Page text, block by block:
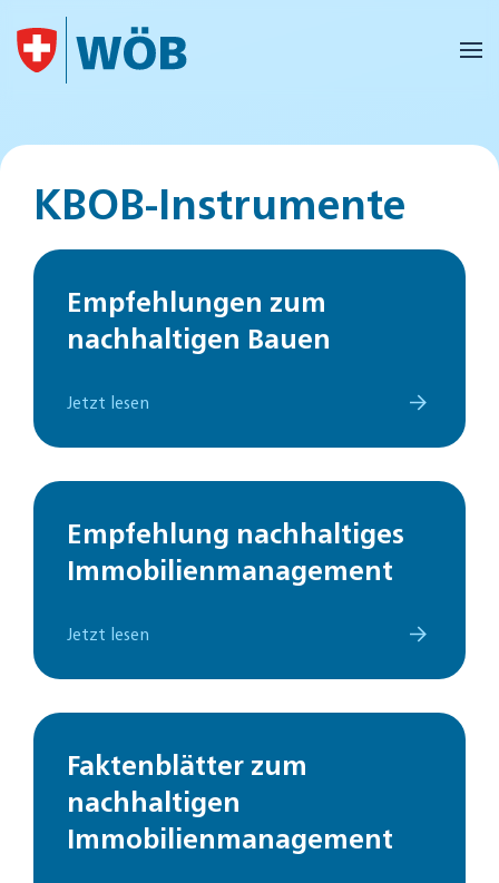
Skip to main content
KBOB-Instrumente
Empfehlungen zum
nachhaltigen Bauen
Jetzt lesen
Empfehlung nachhaltiges
Immobilienmanagement
Jetzt lesen
Faktenblätter zum
nachhaltigen
Immobilienmanagement